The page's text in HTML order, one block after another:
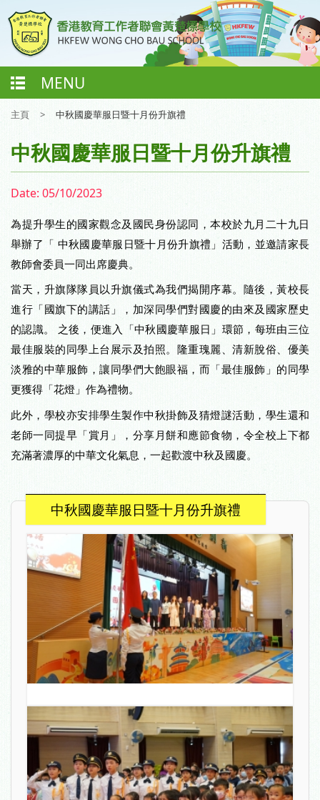
MENU
主頁 > 中秋國慶華服日暨十月份升旗禮
中秋國慶華服日暨十月份升旗禮
Date: 05/10/2023
為提升學生的國家觀念及國民身份認同，本校於九月二十九日
舉辦了「 中秋國慶華服日暨十月份升旗禮 」活動，並邀請家長
教師會委員一同出席慶典。
當天，升旗隊隊員以升旗儀式為我們揭開序幕。隨後，黃校長
進行「國旗下的講話」，加深同學們對國慶的由來及國家歷史
的認識。 之後，便進入「中秋國慶華服日」環節，每班由三位
最佳服裝的同學上台展示及拍照。隆重瑰麗、清新脫俗、優美
淡雅的中華服飾，讓同學們大飽眼福，而「最佳服飾」的同學
更獲得「花燈」作為禮物。
此外，學校亦安排學生製作中秋掛飾及猜燈謎活動，學生還和
老師一同提早「賞月」，分享月餅和應節食物，令全校上下都
充滿著濃厚的中華文化氣息，一起歡渡中秋及國慶。
中秋國慶華服日暨十月份升旗禮